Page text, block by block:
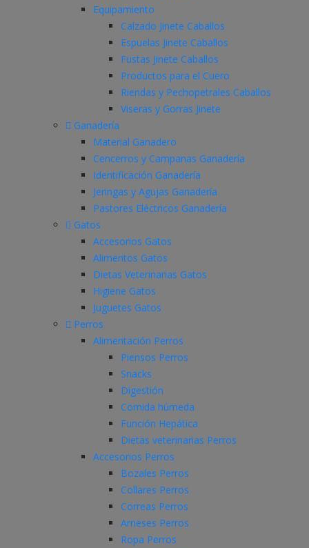
Equipamiento
Calzado Jinete Caballos
Espuelas Jinete Caballos
Fustas Jinete Caballos
Productos para el Cuero
Riendas y Pechopetrales Caballos
Viseras y Gorras Jinete
Ganadería
Material Ganadero
Cencerros y Campanas Ganadería
Identificación Ganadería
Jeringas y Agujas Ganadería
Pastores Eléctricos Ganadería
Gatos
Accesorios Gatos
Alimentos Gatos
Dietas Veterinarias Gatos
Higiene Gatos
Juguetes Gatos
Perros
Alimentación Perros
Piensos Perros
Snacks
Digestión
Comida húmeda
Función Hepática
Dietas veterinarias Perros
Accesorios Perros
Bozales Perros
Collares Perros
Correas Perros
Arneses Perros
Ropa Perros